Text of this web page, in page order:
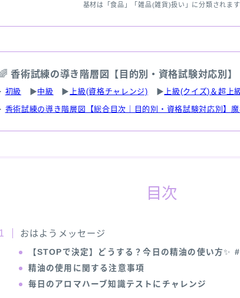
基材は「食品」「雑品(雑貨)扱い」に分類されます
香術試練の導き階層図【目的別・資格試験対応別】
初級 ▶中級 ▶ 上級(資格チャレンジ) ▶ 上級(クイズ)＆超上
香術試練の導き階層図【総合目次｜目的別・資格試験対応別】
目次
おはようメッセージ
【STOPで決定】どうする？今日の精油の使い方✨
精油の使用に関する注意事項
毎日のアロマハーブ知識テストにチャレンジ